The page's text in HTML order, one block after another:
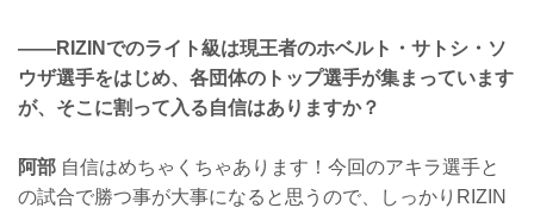
——RIZINでのライト級は現王者のホベルト・サトシ・ソ
ウザ選手をはじめ、各団体のトップ選手が集まっています
が、そこに割って入る自信はありますか？
阿部 自信はめちゃくちゃあります！今回のアキラ選手と
の試合で勝つ事が大事になると思うので、しっかりRIZIN